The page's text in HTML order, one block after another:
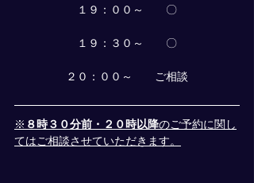
１９：００～　　〇
１９：３０～　　〇
２０：００～　　ご相談
※ ８時３０分前・２０時以降のご予約に関し
てはご相談させていただきます。